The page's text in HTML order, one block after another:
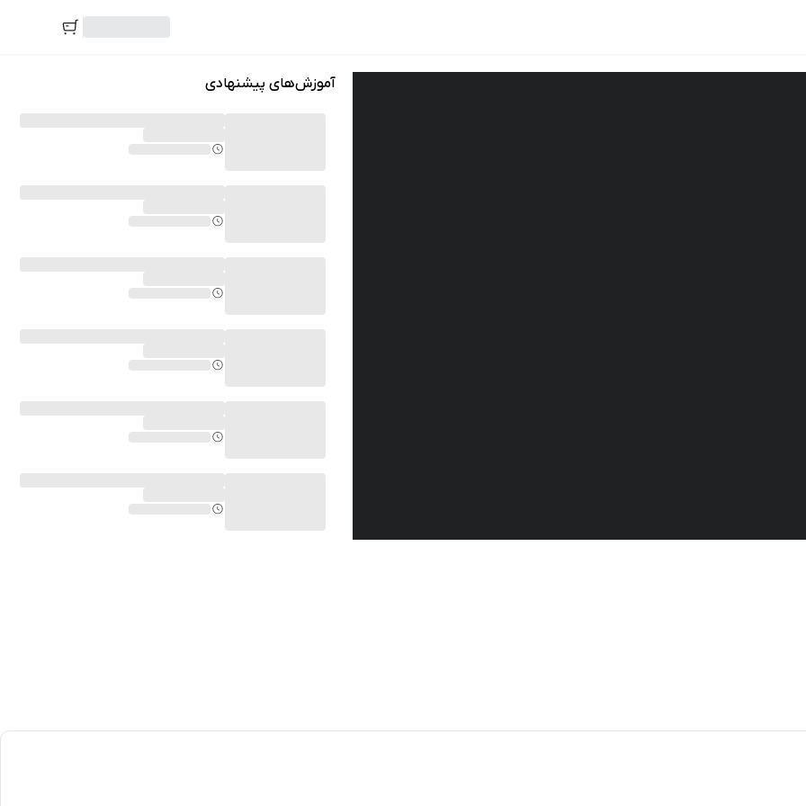
آموزش‌های پیشنهادی